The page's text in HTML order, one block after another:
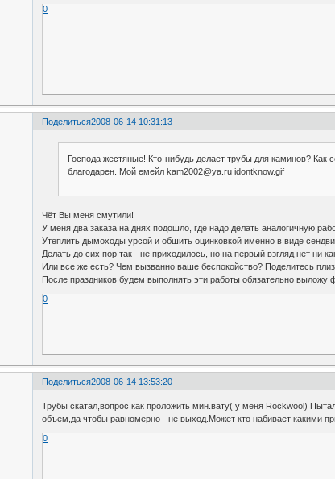
0
Поделиться2008-06-14 10:31:13
Господа жестяные! Кто-нибудь делает трубы для каминов?
благодарен. Мой емейл kam2002@ya.ru idontknow.gif
Чёт Вы меня смутили!
У меня два заказа на днях подошло, где надо делать аналогичную
Утеплить дымоходы урсой и обшить оцинковкой именно в виде
Делать до сих пор так - не приходилось, но на первый взгляд нет ни
Или все же есть? Чем вызванно ваше беспокойство? Поделитесь
После праздников будем выполнять эти работы обязательно выложу
0
Поделиться2008-06-14 13:53:20
Трубы скатал,вопрос как проложить мин.вату( у меня Rockwool)
объем,да чтобы равномерно - не выход.Может кто набивает какими
0